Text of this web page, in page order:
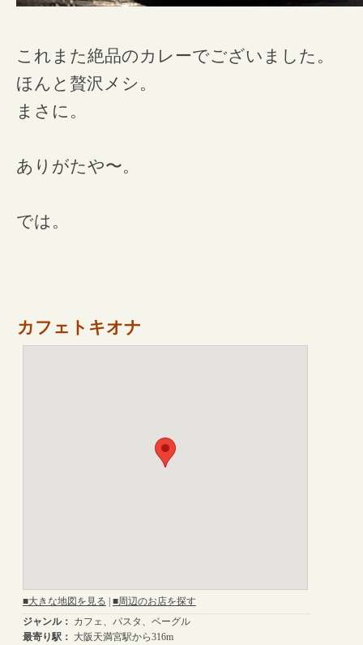
これまた絶品のカレーでございました。
ほんと贅沢メシ。
まさに。
ありがたや〜。
では。
カフェトキオナ